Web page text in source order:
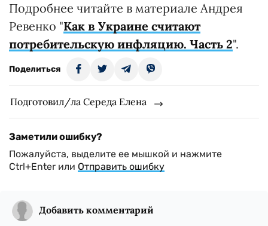
Подробнее читайте в материале Андрея
Ревенко "Как в Украине считают
потребительскую инфляцию. Часть 2".
Поделиться
Подготовил/ла Середа Елена
Заметили ошибку?
Пожалуйста, выделите ее мышкой и нажмите
Ctrl+Enter или Отправить ошибку
Добавить комментарий